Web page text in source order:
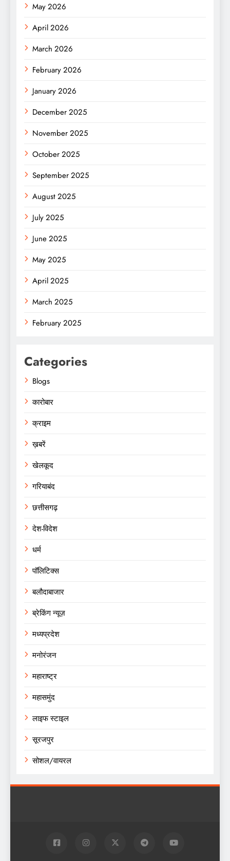
May 2026
April 2026
March 2026
February 2026
January 2026
December 2025
November 2025
October 2025
September 2025
August 2025
July 2025
June 2025
May 2025
April 2025
March 2025
February 2025
Categories
Blogs
कारोबार
क्राइम
ख़बरें
खेलकूद
गरियाबंद
छत्तीसगढ़
देश-विदेश
धर्म
पॉलिटिक्स
बलौदाबाजार
ब्रेकिंग न्यूज़
मध्यप्रदेश
मनोरंजन
महाराष्ट्र
महासमुंद
लाइफ स्टाइल
सूरजपुर
सोशल/वायरल